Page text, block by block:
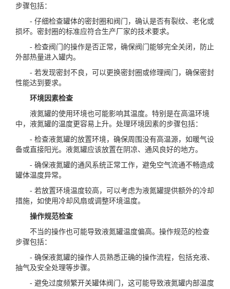
步骤包括：
- 仔细检查罐体的密封圈和阀门，确认是否有裂纹、老化或
损坏。密封圈的标准应符合生产厂家的技术要求。
- 检查阀门的操作是否正常，确保阀门能够完全关闭，防止
外部热量进入罐内。
- 若发现密封不良，可以更换密封圈或修理阀门，确保密封
性能达到要求。
环境因素检查
液氮罐的使用环境也可能影响其温度。特别是在高温环境
中，液氮罐的温度更容易上升。处理环境因素的步骤包括：
- 检查液氮罐的放置环境，确保周围没有高温源，如暖气设
备或直接阳光。液氮罐应该放置在阴凉、通风良好的地方。
- 确保液氮罐的通风系统正常工作，避免空气流通不畅造成
罐体温度异常。
- 若放置环境温度较高，可以考虑为液氮罐提供额外的冷却
措施，如使用冷却风扇或调整环境温度。
操作规范检查
不当的操作也可能导致液氮罐温度偏高。操作规范的检查
步骤包括：
- 确保液氮罐的操作人员熟悉正确的操作流程，包括充液、
抽气及安全处理等步骤。
- 避免过度频繁开关罐体阀门，这可能导致液氮罐内部温度